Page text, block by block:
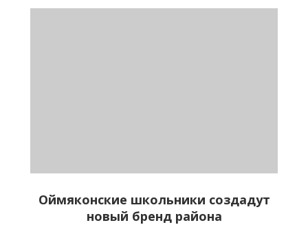
Оймяконские школьники создадут
новый бренд района